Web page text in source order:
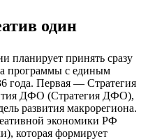
один
планирует принять сразу
программы с единым
года. Первая — Стратегия
ДФО (Стратегия ДФО),
развития макрорегиона.
экономики РФ
которая формирует